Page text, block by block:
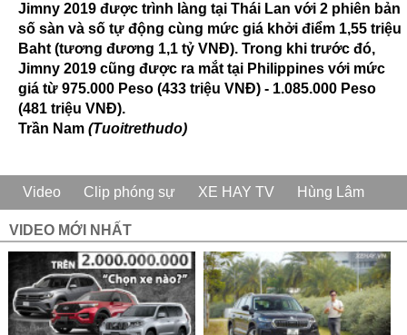
Jimny 2019 được trình làng tại Thái Lan với 2 phiên bản
số sàn và số tự động cùng mức giá khởi điểm 1,55 triệu
Baht (tương đương 1,1 tỷ VNĐ). Trong khi trước đó,
Jimny 2019 cũng được ra mắt tại Philippines với mức
giá từ 975.000 Peso (433 triệu VNĐ) - 1.085.000 Peso
(481 triệu VNĐ).
Trần Nam (Tuoitrethudo)
Video Clip phóng sự XE HAY TV Hùng Lâm
VIDEO MỚI NHẤT